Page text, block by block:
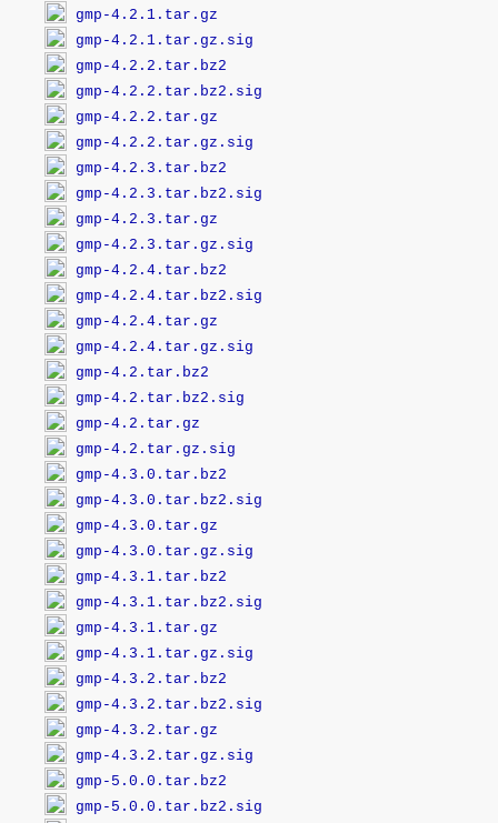
gmp-4.2.1.tar.gz
gmp-4.2.1.tar.gz.sig
gmp-4.2.2.tar.bz2
gmp-4.2.2.tar.bz2.sig
gmp-4.2.2.tar.gz
gmp-4.2.2.tar.gz.sig
gmp-4.2.3.tar.bz2
gmp-4.2.3.tar.bz2.sig
gmp-4.2.3.tar.gz
gmp-4.2.3.tar.gz.sig
gmp-4.2.4.tar.bz2
gmp-4.2.4.tar.bz2.sig
gmp-4.2.4.tar.gz
gmp-4.2.4.tar.gz.sig
gmp-4.2.tar.bz2
gmp-4.2.tar.bz2.sig
gmp-4.2.tar.gz
gmp-4.2.tar.gz.sig
gmp-4.3.0.tar.bz2
gmp-4.3.0.tar.bz2.sig
gmp-4.3.0.tar.gz
gmp-4.3.0.tar.gz.sig
gmp-4.3.1.tar.bz2
gmp-4.3.1.tar.bz2.sig
gmp-4.3.1.tar.gz
gmp-4.3.1.tar.gz.sig
gmp-4.3.2.tar.bz2
gmp-4.3.2.tar.bz2.sig
gmp-4.3.2.tar.gz
gmp-4.3.2.tar.gz.sig
gmp-5.0.0.tar.bz2
gmp-5.0.0.tar.bz2.sig